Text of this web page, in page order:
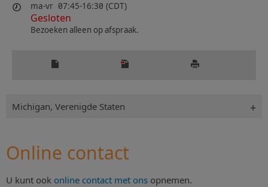
ma-vr 07:45-16:30 (CDT)
Gesloten
Bezoeken alleen op afspraak.
Michigan, Verenigde Staten
Online contact
U kunt ook online contact met ons opnemen.